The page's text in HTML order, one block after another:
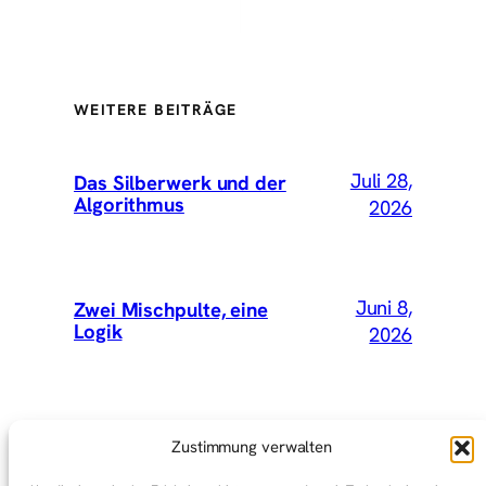
Zustimmung verwalten
WEITERE BEITRÄGE
Das Silberwerk und der
Algorithmus
Juli 28,
2026
Zwei Mischpulte, eine
Logik
Juni 8,
2026
Wir hätten Vey mitnehmen